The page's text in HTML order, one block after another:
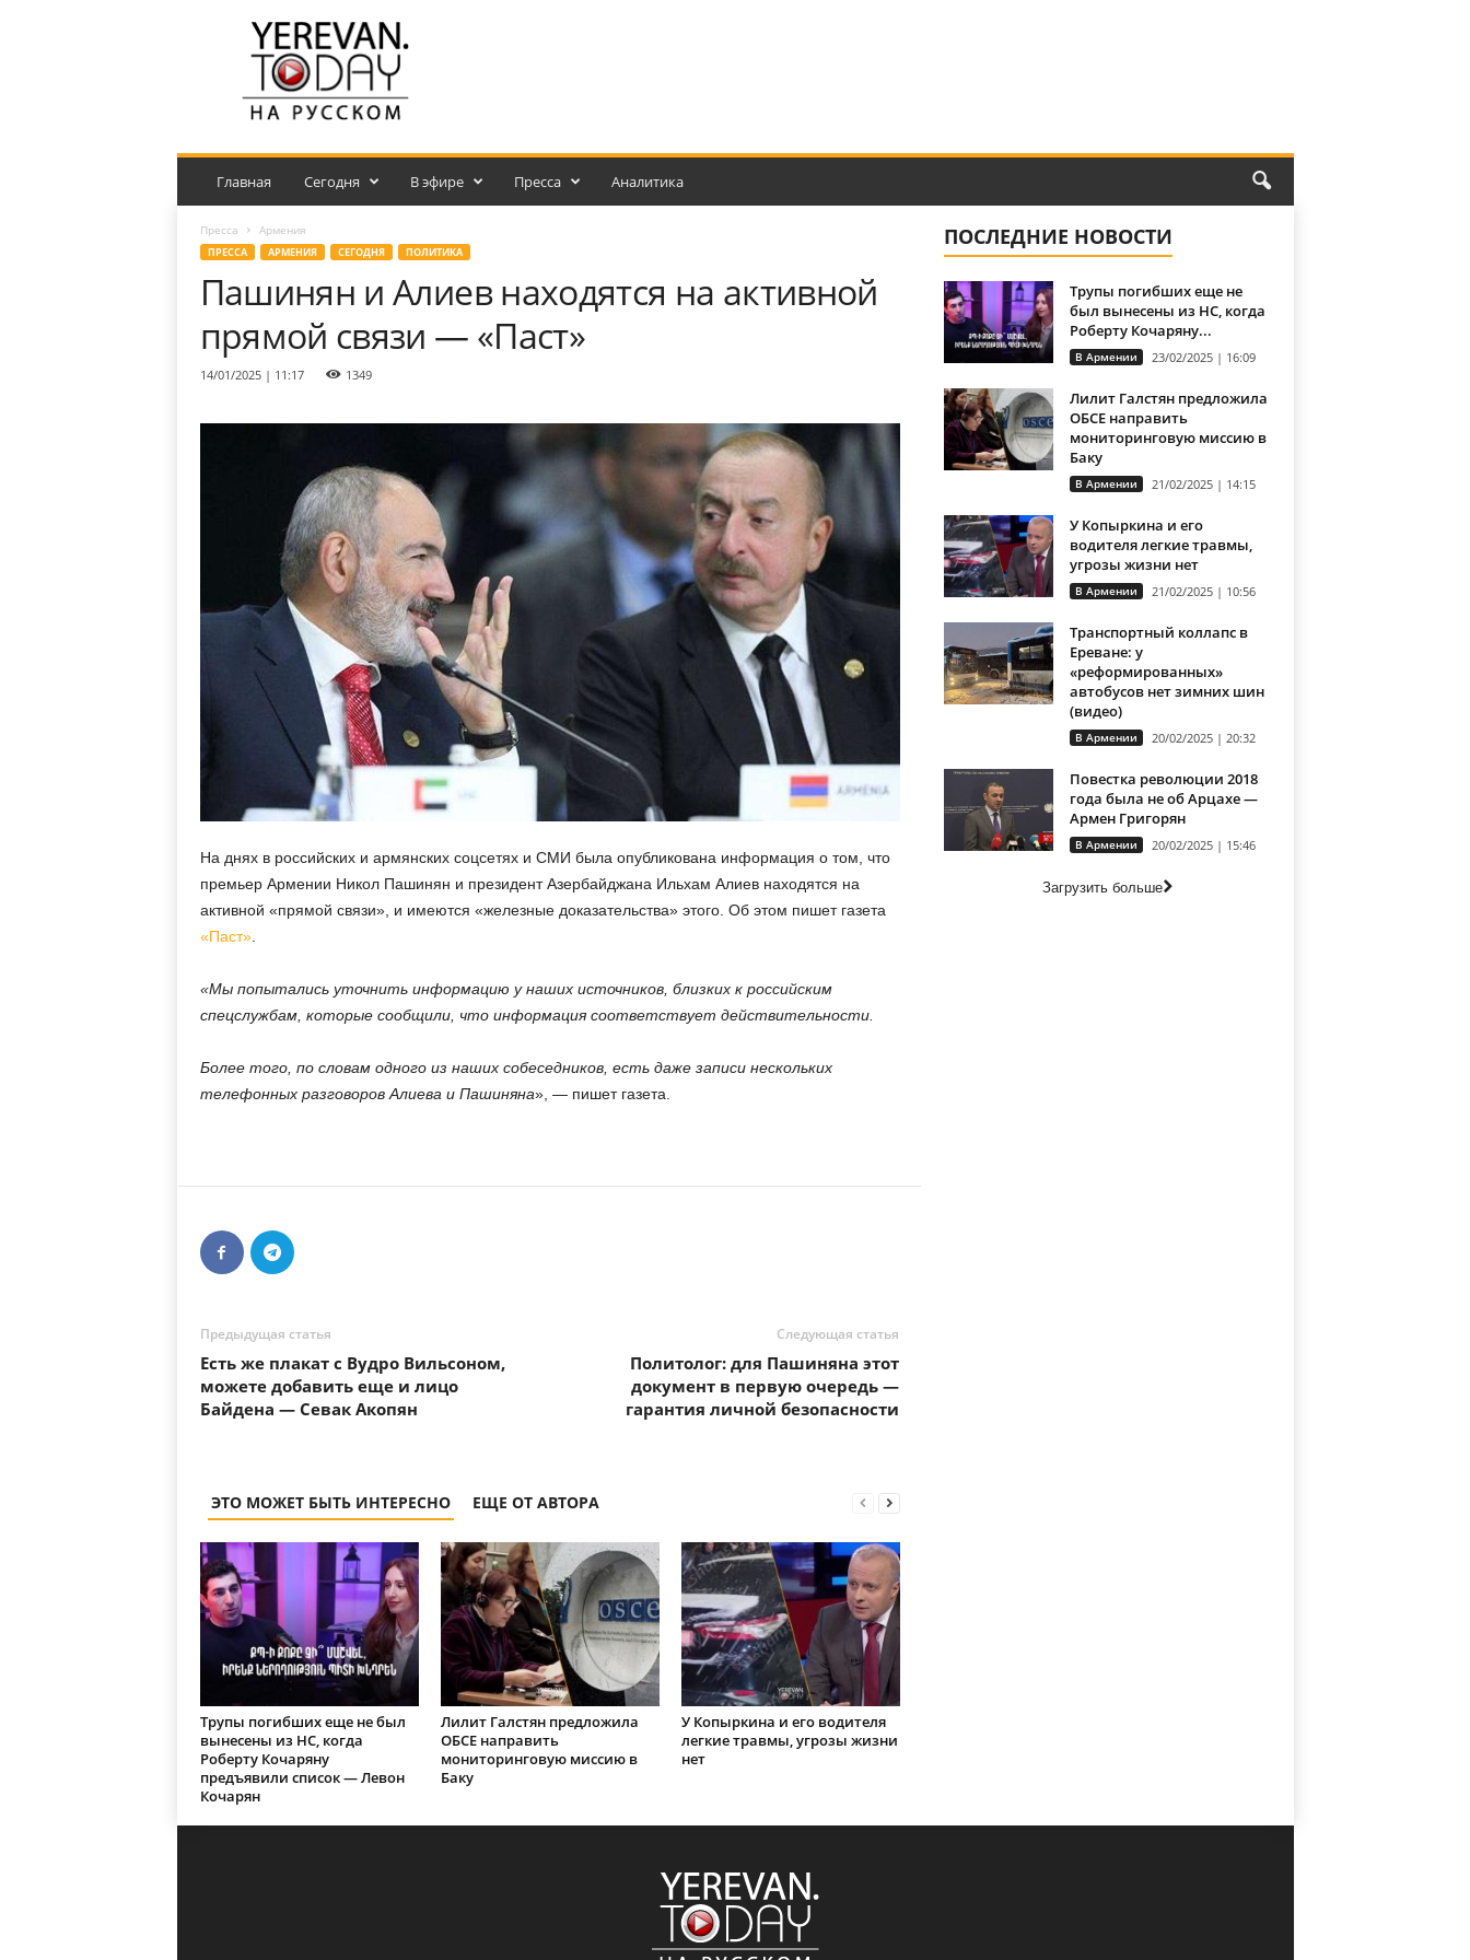
n
T
Главная Сегодня В эфире Пресса Аналитика
Пресса Армения
ПРЕССА АРМЕНИЯ СЕГОДНЯ ПОЛИТИКА
Пашинян и Алиев находятся на активной
прямой связи — «Паст»
14/01/2025 | 11:17 1349
На днях в российских и армянских соцсетях и СМИ была опубликована информация о том, что
премьер Армении Никол Пашинян и президент Азербайджана Ильхам Алиев находятся на
активной «прямой связи», и имеются «железные доказательства» этого. Об этом пишет газета
«Паст».
«Мы попытались уточнить информацию у наших источников, близких к российским
спецслужбам, которые сообщили, что информация соответствует действительности.
Более того, по словам одного из наших собеседников, есть даже записи нескольких
телефонных разговоров Алиева и Пашиняна», — пишет газета.
Предыдущая статья
Есть же плакат с Вудро Вильсоном,
можете добавить еще и лицо
Байдена — Севак Акопян
Следующая статья
Политолог: для Пашиняна этот
документ в первую очередь —
гарантия личной безопасности
ЭТО МОЖЕТ БЫТЬ ИНТЕРЕСНО ЕЩЕ ОТ АВТОРА
Трупы погибших еще не был
вынесены из НС, когда
Роберту Кочаряну
предъявили список — Левон
Кочарян
Лилит Галстян предложила
ОБСЕ направить
мониторинговую миссию в
Баку
У Копыркина и его водителя
легкие травмы, угрозы жизни
нет
ПОСЛЕДНИЕ НОВОСТИ
Трупы погибших еще не
был вынесены из НС, когда
Роберту Кочаряну...
В Армении 23/02/2025 | 16:09
Лилит Галстян предложила
ОБСЕ направить
мониторинговую миссию в
Баку
В Армении 21/02/2025 | 14:15
У Копыркина и его
водителя легкие травмы,
угрозы жизни нет
В Армении 21/02/2025 | 10:56
Транспортный коллапс в
Ереване: у
«реформированных»
автобусов нет зимних шин
(видео)
В Армении 20/02/2025 | 20:32
Повестка революции 2018
года была не об Арцахе —
Армен Григорян
В Армении 20/02/2025 | 15:46
Загрузить больше